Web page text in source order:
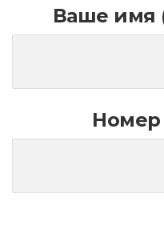
Ваше имя
Номер